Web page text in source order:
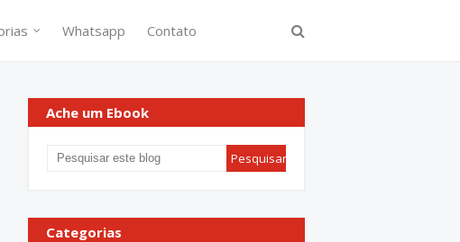
Whatsapp Contato
Ache um Ebook
Categorias